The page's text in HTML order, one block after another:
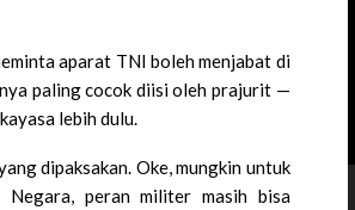
aparat TNI boleh menjabat di
paling cocok diisi oleh prajurit —
lebih dulu.
dipaksakan. Oke, mungkin untuk
Negara, peran militer masih bisa